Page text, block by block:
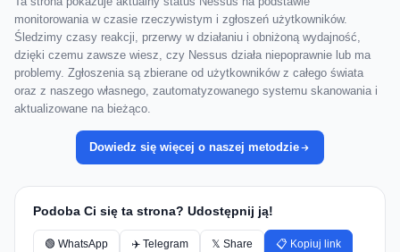
monitorowania w czasie rzeczywistym i zgłoszeń użytkowników.
Śledzimy czasy reakcji, przerwy w działaniu i obniżoną wydajność,
dzięki czemu zawsze wiesz, czy Nessus działa niepoprawnie lub ma
problemy. Zgłoszenia są zbierane od użytkowników z całego świata
oraz z naszego własnego, zautomatyzowanego systemu skanowania i
aktualizowane na bieżąco.
Dowiedz się więcej o naszej metodzie
Podoba Ci się ta strona? Udostępnij ją!
🟢 WhatsApp ✈️ Telegram 𝕏 Share 📋 Kopiuj link